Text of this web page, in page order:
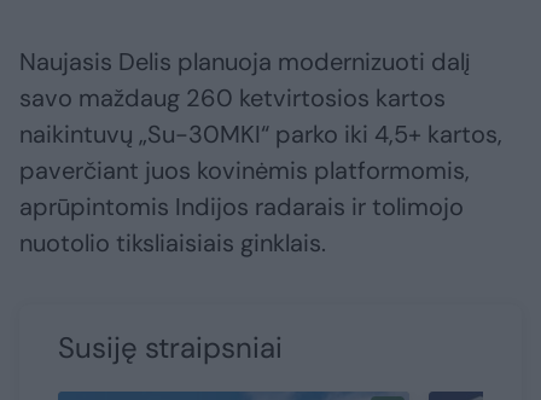
Naujasis Delis planuoja modernizuoti dalį
savo maždaug 260 ketvirtosios kartos
naikintuvų „Su-30MKI“ parko iki 4,5+ kartos,
paverčiant juos kovinėmis platformomis,
aprūpintomis Indijos radarais ir tolimojo
nuotolio tiksliaisiais ginklais.
Susiję straipsniai